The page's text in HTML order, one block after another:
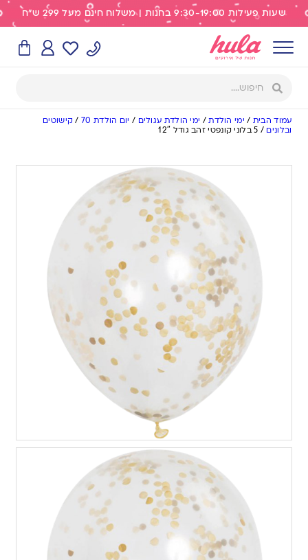
שעות פעילות 9:30-19:00 בחנות | משלוח חינם מעל 299 ש"ח
עמוד הבית / ימי הולדת/ ימי הולדת עגולים / יום הולדת 70 / קישוטים
ובלונים / 5 בלוני קונפטי זהב גודל 12″